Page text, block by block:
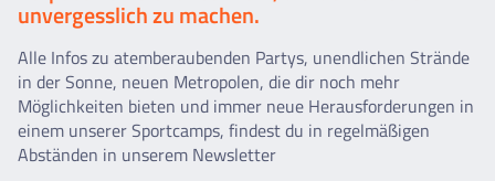
unvergesslich zu machen.
Alle Infos zu atemberaubenden Partys, unendlichen Strände
in der Sonne, neuen Metropolen, die dir noch mehr
Möglichkeiten bieten und immer neue Herausforderungen in
einem unserer Sportcamps, findest du in regelmäßigen
Abständen in unserem Newsletter